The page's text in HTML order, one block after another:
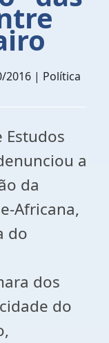
2016 | Política
a
da
Africana,
do
dos
do